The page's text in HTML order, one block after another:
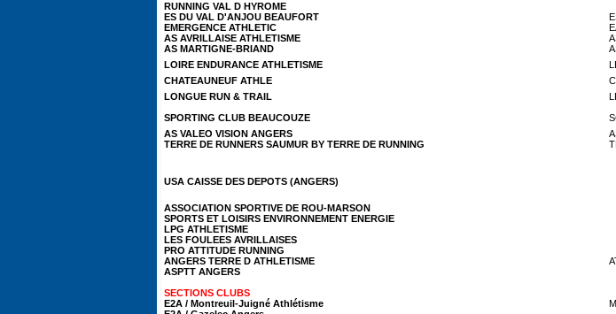
RUNNING VAL D HYROME
ES DU VAL D'ANJOU BEAUFORT
EMERGENCE ATHLETIC
AS AVRILLAISE ATHLETISME
AS MARTIGNE-BRIAND
LOIRE ENDURANCE ATHLETISME
CHATEAUNEUF ATHLE
LONGUE RUN & TRAIL
SPORTING CLUB BEAUCOUZE
AS VALEO VISION ANGERS
TERRE DE RUNNERS SAUMUR BY TERRE DE RUNNING
USA CAISSE DES DEPOTS (ANGERS)
ASSOCIATION SPORTIVE DE ROU-MARSON
SPORTS ET LOISIRS ENVIRONNEMENT ENERGIE
LPG ATHLETISME
LES FOULEES AVRILLAISES
PRO ATTITUDE RUNNING
ANGERS TERRE D ATHLETISME
ASPTT ANGERS
SECTIONS CLUBS
E2A / Montreuil-Juigné Athlétisme